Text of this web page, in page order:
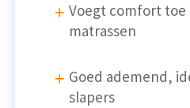
Voegt comfort toe
matrassen
Goed ademend,
slapers